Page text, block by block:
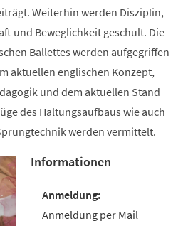
Weiterhin werden Disziplin,
und Beweglichkeit geschult. Die
Ballettes werden aufgegriffen
aktuellen englischen Konzept,
und dem aktuellen Stand
des Haltungsaufbaus wie auch
werden vermittelt.
Informationen
Anmeldung per Mail